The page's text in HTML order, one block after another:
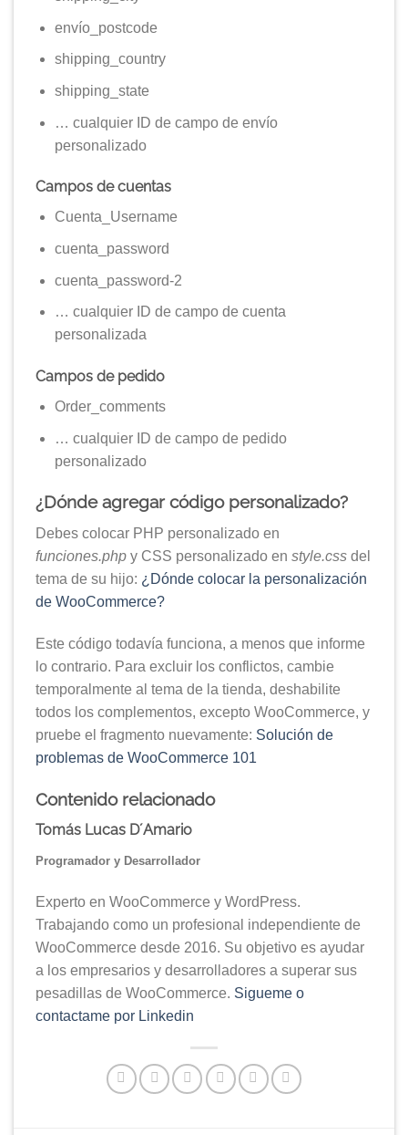
envío_postcode
shipping_country
shipping_state
… cualquier ID de campo de envío
personalizado
Campos de cuentas
Cuenta_Username
cuenta_password
cuenta_password-2
… cualquier ID de campo de cuenta
personalizada
Campos de pedido
Order_comments
… cualquier ID de campo de pedido
personalizado
¿Dónde agregar código personalizado?
Debes colocar PHP personalizado en
funciones.php y CSS personalizado en style.css del
tema de su hijo: ¿Dónde colocar la personalización
de WooCommerce?
Este código todavía funciona, a menos que informe
lo contrario. Para excluir los conflictos, cambie
temporalmente al tema de la tienda, deshabilite
todos los complementos, excepto WooCommerce, y
pruebe el fragmento nuevamente: Solución de
problemas de WooCommerce 101
Contenido relacionado
Tomás Lucas D´Amario
Programador y Desarrollador
Experto en WooCommerce y WordPress.
Trabajando como un profesional independiente de
WooCommerce desde 2016. Su objetivo es ayudar
a los empresarios y desarrolladores a superar sus
pesadillas de WooCommerce. Sigueme o
contactame por Linkedin